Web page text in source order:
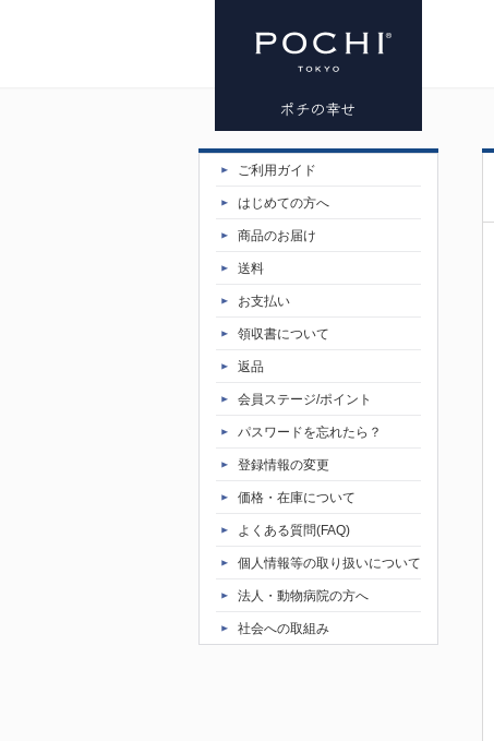
プレミアム
ドッグフー
ド専門店・
通販 POCHI
- ポチ公式サ
イト
ご利用ガイド
はじめての方へ
商品のお届け
送料
お支払い
領収書について
返品
会員ステージ/ポイント
パスワードを忘れたら？
登録情報の変更
価格・在庫について
よくある質問(FAQ)
個人情報等の取り扱いについて
法人・動物病院の方へ
社会への取組み